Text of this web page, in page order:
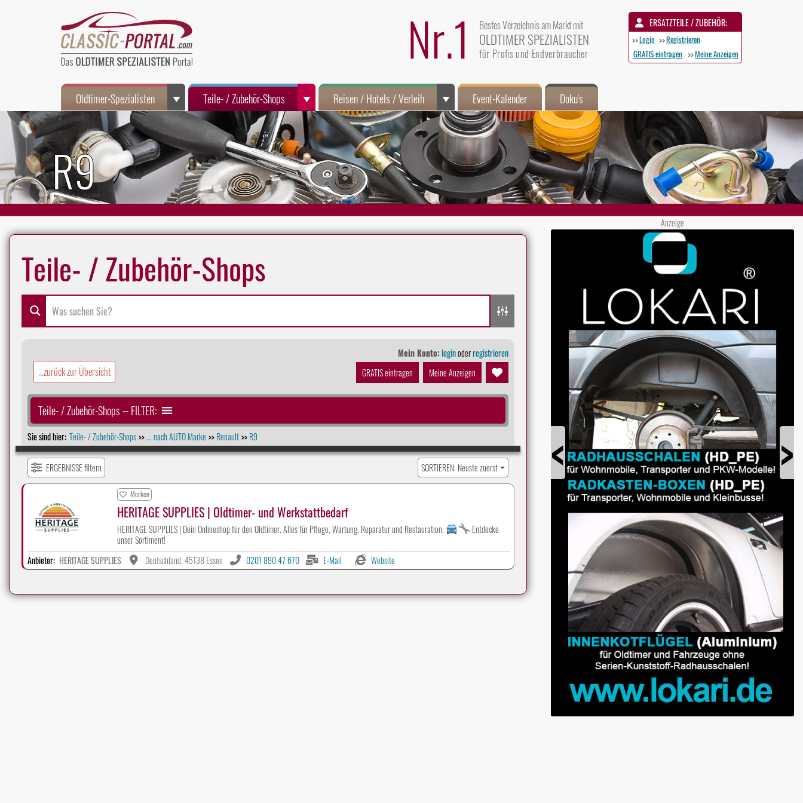
ERSATZTEILE / ZUBEHÖR:
>>Login >>Registrieren
GRATIS eintragen >>Meine Anzeigen
Nr.1 Bestes Verzeichnis am Markt mit
OLDTIMER SPEZIALISTEN
für Profis und Endverbraucher
Oldtimer-Spezialisten Teile- / Zubehör-Shops Reisen / Hotels / Verleih Event-Kalender Doku's
R9
Teile- / Zubehör-Shops
...zurück zur Übersicht
Mein Konto: loginoderregistrieren
GRATIS eintragen
Meine Anzeigen
Teile- / Zubehör-Shops -- FILTER:
Sie sind hier: Teile- / Zubehör-Shops >>... nach AUTO Marke >> Renault >> R9
ERGEBNISSE filtern SORTIEREN: Neuste zuerst
Merken
HERITAGE SUPPLIES | Oldtimer- und Werkstattbedarf
HERITAGE SUPPLIES | Dein Onlineshop für den Oldtimer. Alles für Pflege, Wartung, Reparatur und Restauration.
Entdecke
unser Sortiment!
Anbieter: HERITAGE SUPPLIES Deutschland, 45138 Essen 0201 890 47 670 E-Mail Website
Anzeige
Next
Prev